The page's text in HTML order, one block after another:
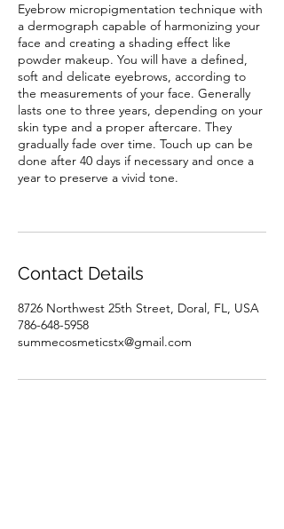
Eyebrow micropigmentation technique with
a dermograph capable of harmonizing your
face and creating a shading effect like
powder makeup. You will have a defined,
soft and delicate eyebrows, according to
the measurements of your face. Generally
lasts one to three years, depending on your
skin type and a proper aftercare. They
gradually fade over time. Touch up can be
done after 40 days if necessary and once a
year to preserve a vivid tone.
Contact Details
8726 Northwest 25th Street, Doral, FL, USA
786-648-5958
summecosmeticstx@gmail.com